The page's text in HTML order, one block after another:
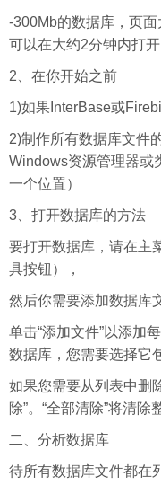
-300Mb的数据库，页
可以在大约2分钟内打开
2、在你开始之前
1)如果InterBase或
2)制作所有数据库文件
Windows资源管理器或
一个位置）
3、打开数据库的方法
要打开数据库，请在主
具按钮），
然后你需要添加数据库
单击“添加文件”以添加
数据库，您需要选择它
如果您需要从列表中删
除”。“全部清除”将清除
二、分析数据库
待所有数据库文件都在